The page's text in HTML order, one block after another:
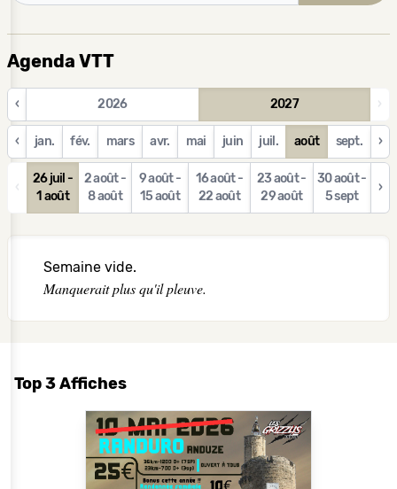
Agenda VTT
‹ 2026 2027 ›
‹ jan. fév. mars avr. mai juin juil. août sept. ›
‹
26 juil -
1 août
2 août -
8 août
9 août -
15 août
16 août -
22 août
23 août -
29 août
30 août -
5 sept
›
Semaine vide.
Manquerait plus qu'il pleuve.
Top 3 Affiches